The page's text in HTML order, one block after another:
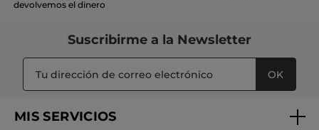
devolvemos el dinero
Suscribirme a la Newsletter
OK
MIS SERVICIOS